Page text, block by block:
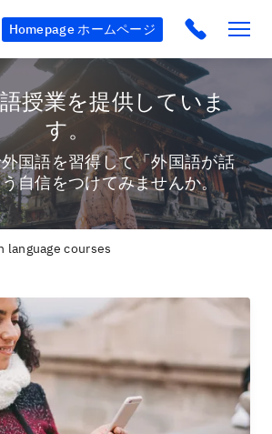
Homepage ホームページ Click to
す。
自信をつけてみませんか。
language courses